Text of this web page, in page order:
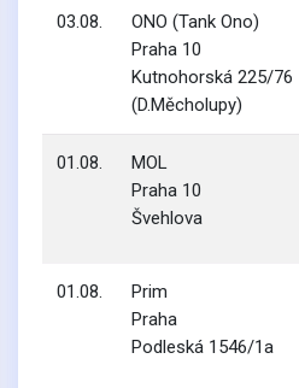
03.08.
ONO (Tank Ono)
Praha 10
Kutnohorská 225/76
(D.Měcholupy)
01.08.
MOL
Praha 10
Švehlova
01.08.
Prim
Praha
Podleská 1546/1a